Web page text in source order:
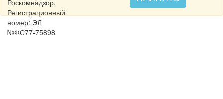
Роскомнадзор.
Регистрационный
номер: ЭЛ
№ФС77-75898